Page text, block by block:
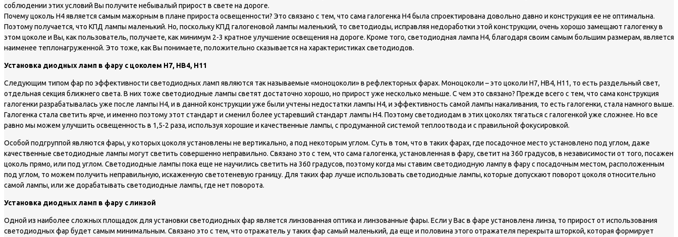
соблюдении этих условий Вы получите небывалый прирост в свете на дороге.
Почему цоколь Н4 является самым мажорным в плане прироста освещенности? Это связано с тем, что сама галогенка Н4 была спроектирована довольно давно и конструкция ее не оптимальна.
Поэтому получается, что КПД лампы маленький. Но, поскольку КПД галогеновой лампы маленький, то светодиоды, исправляя недоработки этой конструкции, очень хорошо замещают галогенку в
этом цоколе и Вы, как пользователь, получаете, как минимум 2-3 кратное улучшение освещения на дороге. Кроме того, светодиодная лампа Н4, благодаря своим самым большим размерам, является
наименее теплонагруженной. Это тоже, как Вы понимаете, положительно сказывается на характеристиках светодиодов.
Установка диодных ламп в фару с цоколем Н7, HB4, H11
Следующим типом фар по эффективности светодиодных ламп являются так называемые «моноцоколи» в рефлекторных фарах. Моноцоколи – это цоколи Н7, НВ4, Н11, то есть раздельный свет,
отдельная секция ближнего света. В них тоже светодиодные лампы светят достаточно хорошо, но прирост уже несколько меньше. С чем это связано? Прежде всего с тем, что сама конструкция
галогенки разрабатывалась уже после лампы Н4, и в данной конструкции уже были учтены недостатки лампы H4, и эффективность самой лампы накаливания, то есть галогенки, стала намного выше.
Галогенка стала светить ярче, и именно поэтому этот стандарт и сменил более устаревший стандарт лампы Н4. Поэтому светодиодам в этих цоколях тягаться с галогенкой уже сложнее. Но все
равно мы можем улучшить освещенность в 1,5-2 раза, используя хорошие и качественные лампы, с продуманной системой теплоотвода и с правильной фокусировкой.
Особой подгруппой являются фары, у которых цоколя установлены не вертикально, а под некоторым углом. Суть в том, что в таких фарах, где посадочное место установлено под углом, даже
качественные светодиодные лампы могут светить совершенно неправильно. Связано это с тем, что сама галогенка, установленная в фару, светит на 360 градусов, в независимости от того, посажен
цоколь прямо, или под углом. Светодиодные лампы пока еще не научились светить на 360 градусов, поэтому когда мы ставим светодиодную лампу в фару с посадочным местом, расположенным
под углом, то можем получить неправильную, искаженную светотеневую границу. Для таких фар лучше использовать светодиодные лампы, которые допускают поворот цоколя относительно
самой лампы, или же дорабатывать светодиодные лампы, где нет поворота.
Установка диодных ламп в фару с линзой
Одной из наиболее сложных площадок для установки светодиодных фар является линзованная оптика и линзованные фары. Если у Вас в фаре установлена линза, то прирост от использования
светодиодных фар будет самым минимальным. Связано это с тем, что отражатель у таких фар самый маленький, да еще и половина этого отражателя перекрыта шторкой, которая формирует